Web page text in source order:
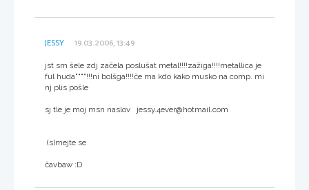
JESSY 19.03.2006, 13:49
jst sm šele zdj začela poslušat metal!!!!zažiga!!!!metallica je
ful huda""""!!!ni bolšga!!!!če ma kdo kako musko na comp. mi
nj plis pošle
sj tle je moj msn naslov jessy.4ever@hotmail.com
(s)mejte se
čavbaw :D